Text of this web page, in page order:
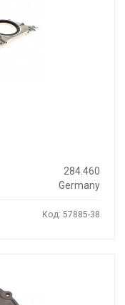
284.460
Germany
Код: 57885-38